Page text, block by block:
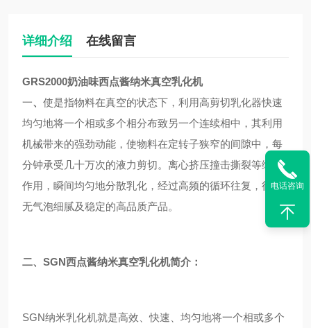
详细介绍 在线留言
GRS2000奶油味西点酱纳米真空乳化机
一、 使是指物料在真空的状态下，利用高剪切乳化器快速
均匀地将一个相或多个相分布致另一个连续相中，其利用
机械带来的强劲动能，使物料在定转子狭窄的间隙中，每
分钟承受几十万次的液力剪切。离心挤压撞击撕裂等综合
作用，瞬间均匀地分散乳化，经过高频的循环往复，得到
无气泡细腻及稳定的高品质产品。
二、SGN西点酱纳米真空乳化机简介：
SGN纳米乳化机就是高效、快速、均匀地将一个相或多个
电话咨询